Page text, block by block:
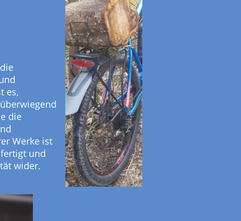
es,
die
Werke ist
und
wider.